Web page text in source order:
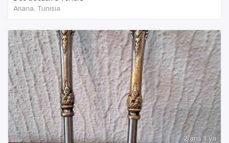
Ariana, Tunisia
2 ans Il ya